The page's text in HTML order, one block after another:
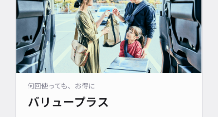
何回使っても、お得に
バリュープラス